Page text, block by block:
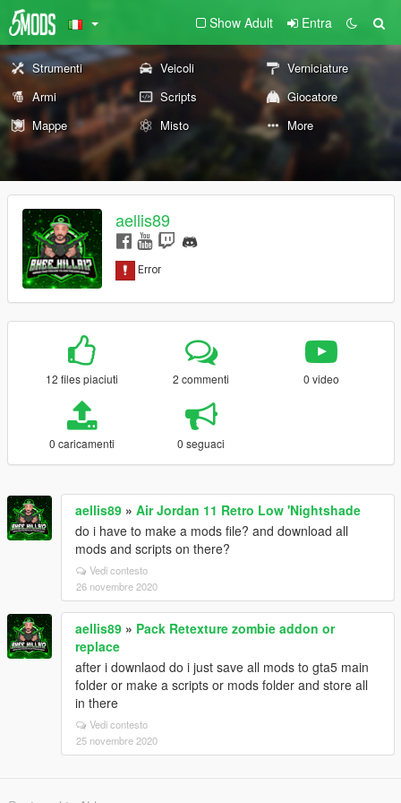
Show Adult Entra
Strumenti Veicoli
Verniciature
Armi
Scripts
Giocatore
Mappe
Misto More
aellis89
12 files piaciuti 2 commenti 0 video
0 caricamenti 0 seguaci
aellis89 » Air Jordan 11 Retro Low 'Nightshade
do i have to make a mods file? and download all
mods and scripts on there?
Vedi contesto
26 novembre 2020
aellis89 » Pack Retexture zombie addon or
replace
after i downlaod do i just save all mods to gta5 main
folder or make a scripts or mods folder and store all
in there
Vedi contesto
25 novembre 2020